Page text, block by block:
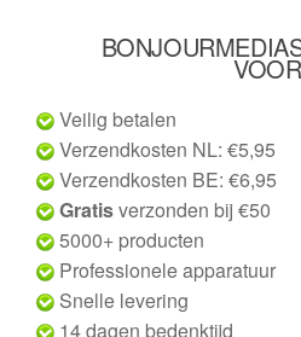
Veilig betalen
Verzendkosten NL: €5,95
Verzendkosten BE: €6,95
Gratisverzonden bij €50
5000+ producten
Professionele apparatuur
Snelle levering
14 dagen bedenktijd